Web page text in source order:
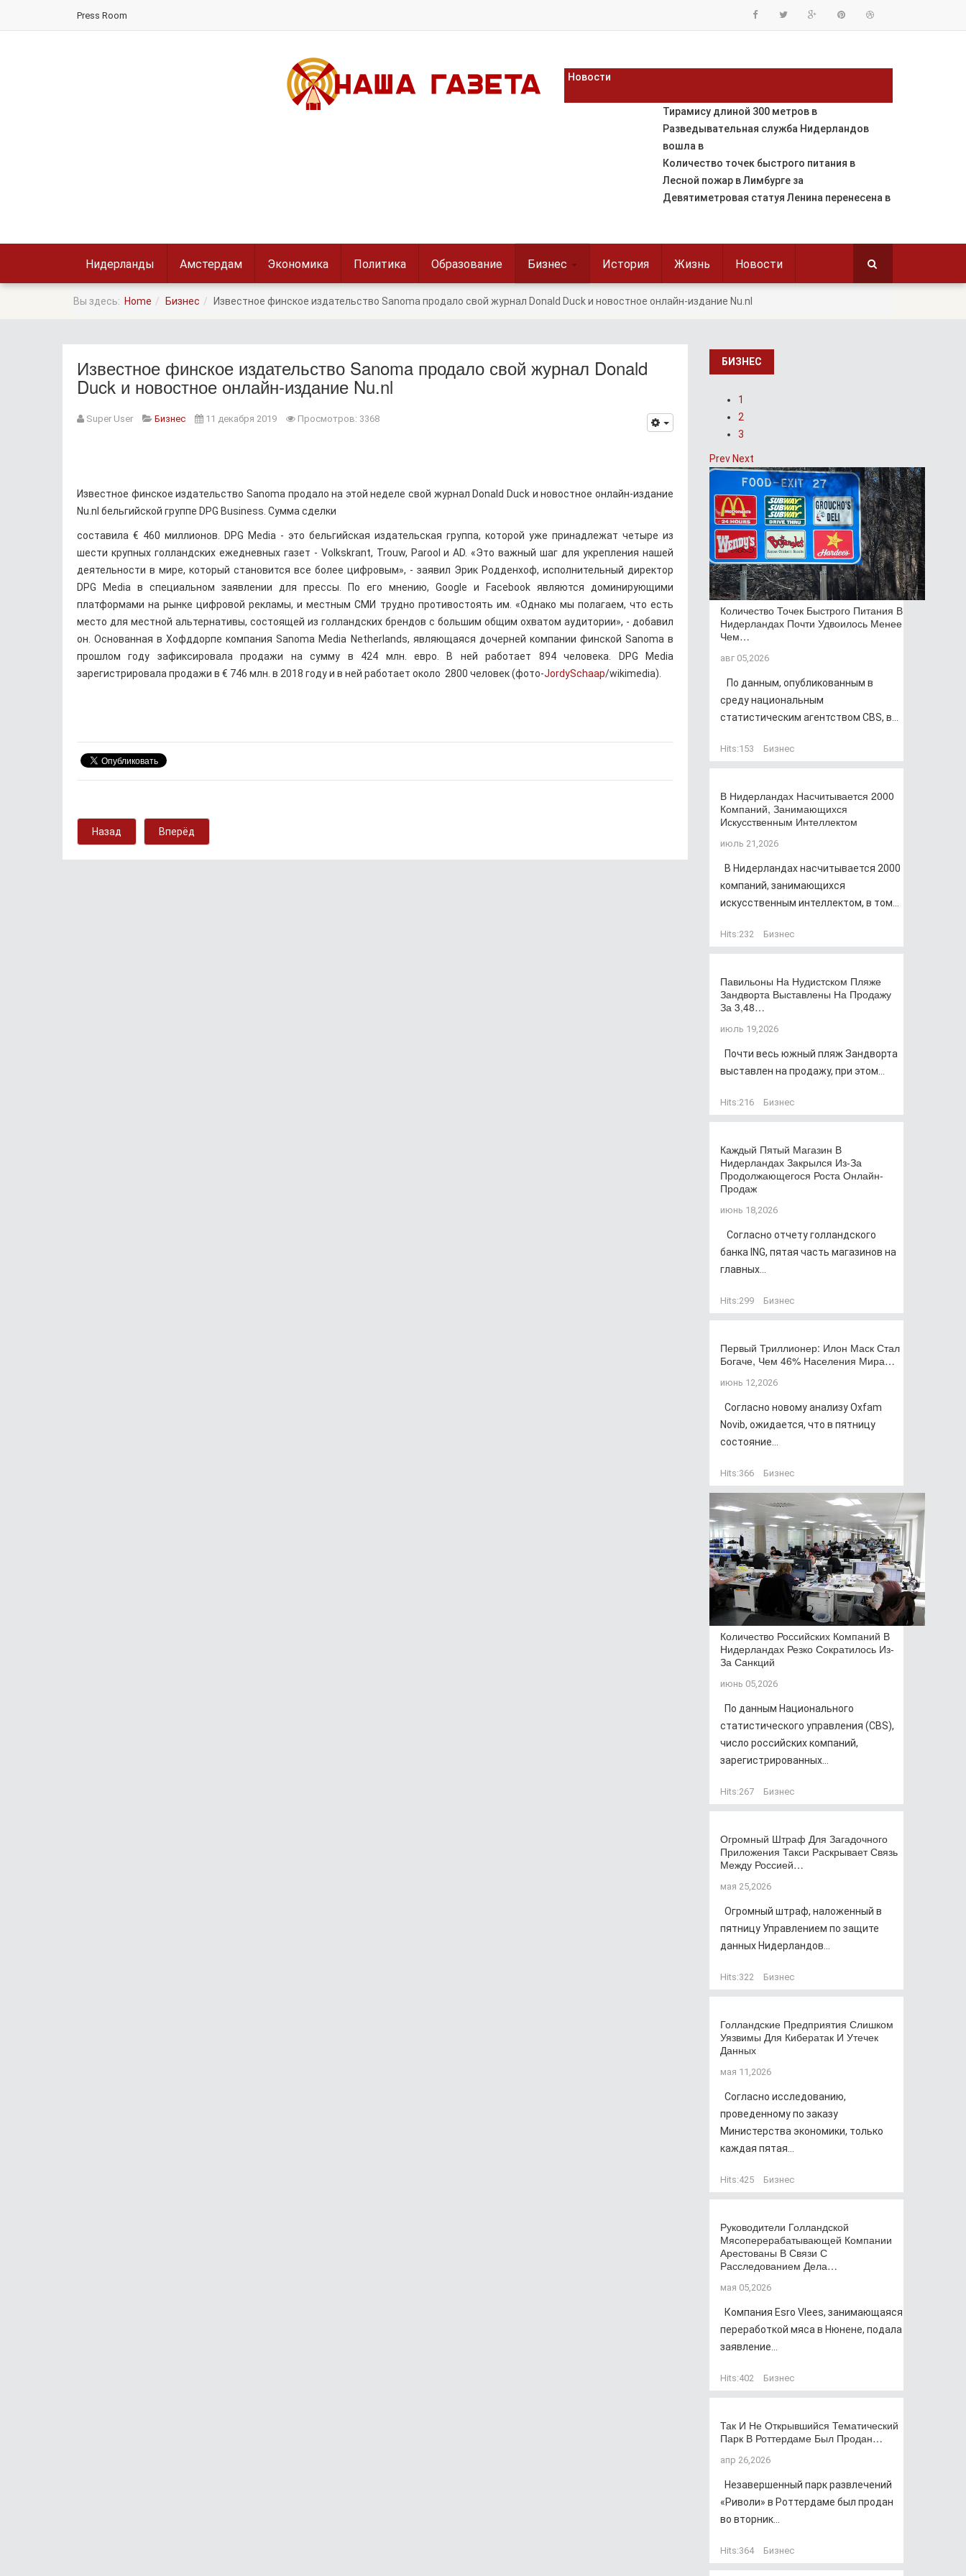
Press Room
Новости
Тирамису длиной 300 метров в
Разведывательная служба Нидерландов
вошла в
Количество точек быстрого питания в
Лесной пожар в Лимбурге за
Девятиметровая статуя Ленина перенесена в
Нидерланды Амстердам Экономика Политика Образование Бизнес История Жизнь Новости
Вы здесь: Home Бизнес Известное финское издательство Sanoma продало свой журнал Donald Duck и новостное онлайн-издание Nu.nl
Известное финское издательство Sanoma продало свой журнал Donald
Duck и новостное онлайн-издание Nu.nl
Super User Бизнес 11 декабря 2019 Просмотров: 3368
Известное финское издательство Sanoma продало на этой неделе свой журнал Donald Duck и новостное онлайн-издание
Nu.nl бельгийской группе DPG Business. Сумма сделки
составила € 460 миллионов. DPG Media - это бельгийская издательская группа, которой уже принадлежат четыре из
шести крупных голландских ежедневных газет - Volkskrant, Trouw, Parool и AD. «Это важный шаг для укрепления нашей
деятельности в мире, который становится все более цифровым», - заявил Эрик Родденхоф, исполнительный директор
DPG Media в специальном заявлении для прессы. По его мнению, Google и Facebook являются доминирующими
платформами на рынке цифровой рекламы, и местным СМИ трудно противостоять им. «Однако мы полагаем, что есть
место для местной альтернативы, состоящей из голландских брендов с большим общим охватом аудитории», - добавил
он. Основанная в Хофддорпе компания Sanoma Media Netherlands, являющаяся дочерней компании финской Sanoma в
прошлом году зафиксировала продажи на сумму в 424 млн. евро. В ней работает 894 человека. DPG Media
зарегистрировала продажи в € 746 млн. в 2018 году и в ней работает около 2800 человек (фото-JordySchaap/wikimedia).
Назад Вперёд
БИЗНЕС
1
2
3
Prev Next
Количество Точек Быстрого Питания В
Нидерландах Почти Удвоилось Менее
Чем…
авг 05,2026
По данным, опубликованным в
среду национальным
статистическим агентством CBS, в...
Hits:153 Бизнес
В Нидерландах Насчитывается 2000
Компаний, Занимающихся
Искусственным Интеллектом
июль 21,2026
В Нидерландах насчитывается 2000
компаний, занимающихся
искусственным интеллектом, в том...
Hits:232 Бизнес
Павильоны На Нудистском Пляже
Зандворта Выставлены На Продажу
За 3,48…
июль 19,2026
Почти весь южный пляж Зандворта
выставлен на продажу, при этом...
Hits:216 Бизнес
Каждый Пятый Магазин В
Нидерландах Закрылся Из-За
Продолжающегося Роста Онлайн-
Продаж
июнь 18,2026
Согласно отчету голландского
банка ING, пятая часть магазинов на
главных...
Hits:299 Бизнес
Первый Триллионер: Илон Маск Стал
Богаче, Чем 46% Населения Мира…
июнь 12,2026
Согласно новому анализу Oxfam
Novib, ожидается, что в пятницу
состояние...
Hits:366 Бизнес
Количество Российских Компаний В
Нидерландах Резко Сократилось Из-
За Санкций
июнь 05,2026
По данным Национального
статистического управления (CBS),
число российских компаний,
зарегистрированных...
Hits:267 Бизнес
Огромный Штраф Для Загадочного
Приложения Такси Раскрывает Связь
Между Россией…
мая 25,2026
Огромный штраф, наложенный в
пятницу Управлением по защите
данных Нидерландов...
Hits:322 Бизнес
Голландские Предприятия Слишком
Уязвимы Для Кибератак И Утечек
Данных
мая 11,2026
Согласно исследованию,
проведенному по заказу
Министерства экономики, только
каждая пятая...
Hits:425 Бизнес
Руководители Голландской
Мясоперерабатывающей Компании
Арестованы В Связи С
Расследованием Дела…
мая 05,2026
Компания Esro Vlees, занимающаяся
переработкой мяса в Нюнене, подала
заявление...
Hits:402 Бизнес
Так И Не Открывшийся Тематический
Парк В Роттердаме Был Продан…
апр 26,2026
Незавершенный парк развлечений
«Риволи» в Роттердаме был продан
во вторник...
Hits:364 Бизнес